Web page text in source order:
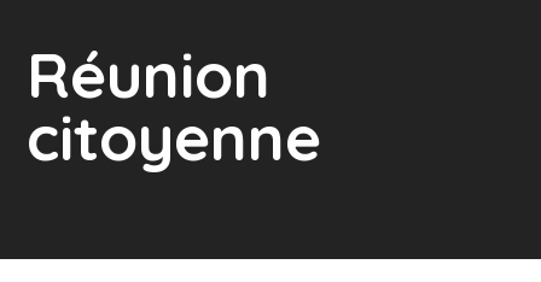
Réunion
citoyenne